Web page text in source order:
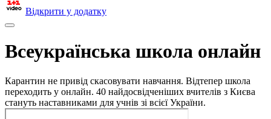
Відкрити у додатку
Всеукраїнська школа онлайн
Карантин не привід скасовувати навчання. Відтепер школа
переходить у онлайн. 40 найдосвідченіших вчителів з Києва
стануть наставниками для учнів зі всієї України.